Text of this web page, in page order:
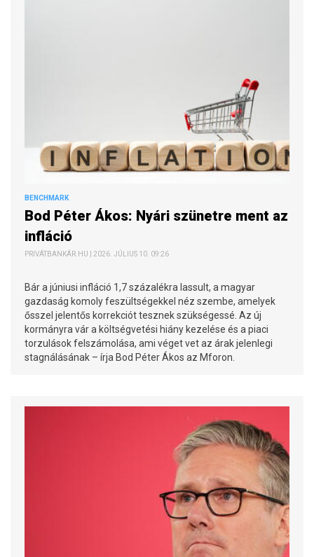
BENCHMARK
Bod Péter Ákos: Nyári szünetre ment az
infláció
PRIVÁTBANKÁR.HU | 2026. JÚLIUS 10. 09:26
Bár a júniusi infláció 1,7 százalékra lassult, a magyar
gazdaság komoly feszültségekkel néz szembe, amelyek
ősszel jelentős korrekciót tesznek szükségessé. Az új
kormányra vár a költségvetési hiány kezelése és a piaci
torzulások felszámolása, ami véget vet az árak jelenlegi
stagnálásának – írja Bod Péter Ákos az Mforon.